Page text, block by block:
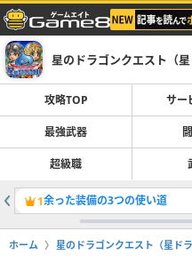
星のドラゴンクエスト（
攻略TOP サー
最強武器
超級職
1余った装備の3つの使い道
ホーム 星のドラゴンクエスト（星ド